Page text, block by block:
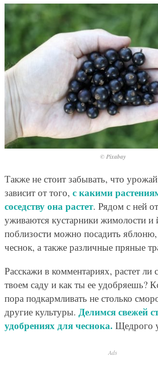
© Pixabay
Также не стоит забывать, что
зависит от того, с какими
соседству она растет. Рядом с ней
уживаются кустарники жимолости
поблизости можно посадить
чеснок, а также различные пряные
Расскажи в комментариях, растет ли
твоем саду и как ты ее удобряешь?
пора подкармливать не столько
другие культуры. Делимся свежей
удобрениях для чеснока. Щедрого
Ads